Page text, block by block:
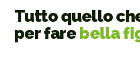
Tutto quello
per farebella